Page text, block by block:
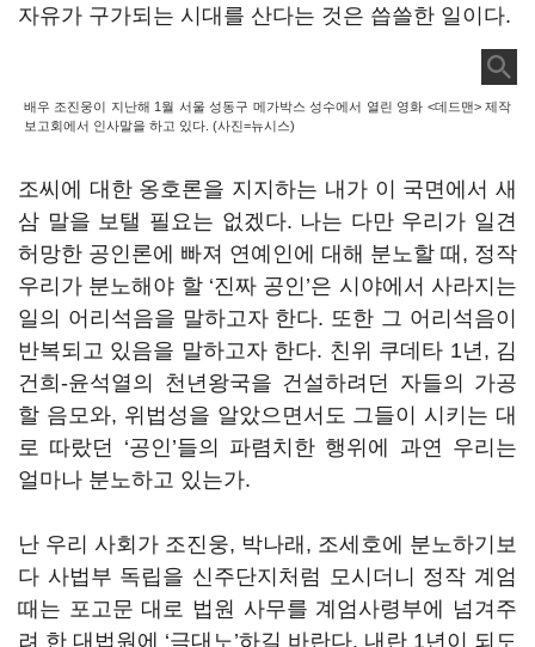
자유가 구가되는 시대를 산다는 것은 씁쓸한 일이다.
배우 조진웅이 지난해 1월 서울 성동구 메가박스 성수에서 열린 영화 <데드맨> 제작
보고회에서 인사말을 하고 있다. (사진=뉴시스)
조씨에 대한 옹호론을 지지하는 내가 이 국면에서 새
삼 말을 보탤 필요는 없겠다. 나는 다만 우리가 일견
허망한 공인론에 빠져 연예인에 대해 분노할 때, 정작
우리가 분노해야 할 ‘진짜 공인’은 시야에서 사라지는
일의 어리석음을 말하고자 한다. 또한 그 어리석음이
반복되고 있음을 말하고자 한다. 친위 쿠데타 1년, 김
건희-윤석열의 천년왕국을 건설하려던 자들의 가공
할 음모와, 위법성을 알았으면서도 그들이 시키는 대
로 따랐던 ‘공인’들의 파렴치한 행위에 과연 우리는
얼마나 분노하고 있는가.
난 우리 사회가 조진웅, 박나래, 조세호에 분노하기보
다 사법부 독립을 신주단지처럼 모시더니 정작 계엄
때는 포고문 대로 법원 사무를 계엄사령부에 넘겨주
려 한 대법원에 ‘극대노’하길 바란다. 내란 1년이 되도